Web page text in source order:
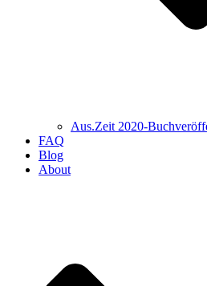
Aus.Zeit 2020-
FAQ
Blog
About